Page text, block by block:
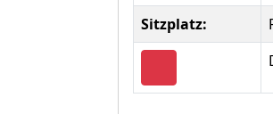
Sitzplatz: